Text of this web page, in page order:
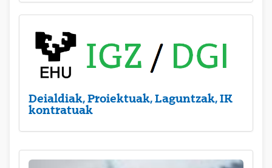
Deialdiak, Proiektuak, Laguntzak, IK
kontratuak